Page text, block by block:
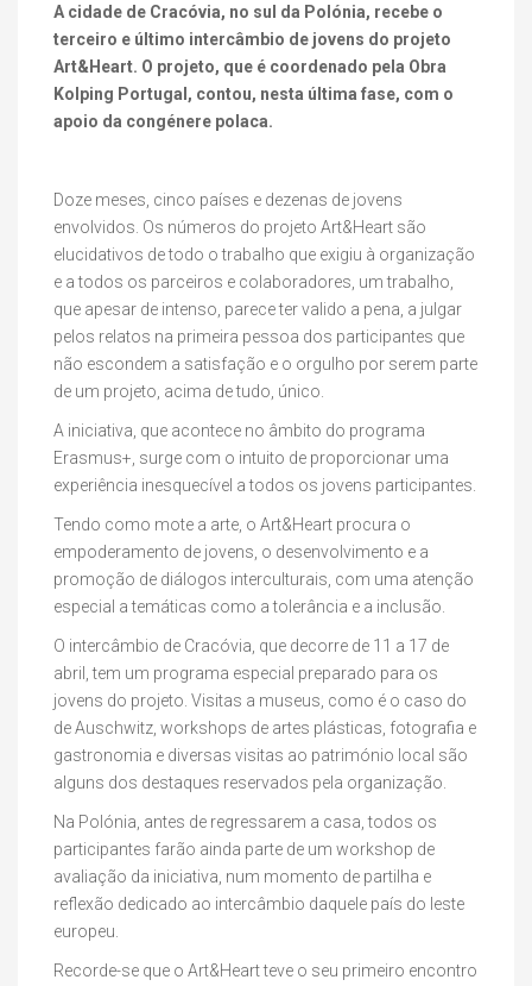
A cidade de Cracóvia, no sul da Polónia, recebe o
terceiro e último intercâmbio de jovens do projeto
Art&Heart. O projeto, que é coordenado pela Obra
Kolping Portugal, contou, nesta última fase, com o
apoio da congénere polaca.
Doze meses, cinco países e dezenas de jovens
envolvidos. Os números do projeto Art&Heart são
elucidativos de todo o trabalho que exigiu à organização
e a todos os parceiros e colaboradores, um trabalho,
que apesar de intenso, parece ter valido a pena, a julgar
pelos relatos na primeira pessoa dos participantes que
não escondem a satisfação e o orgulho por serem parte
de um projeto, acima de tudo, único.
A iniciativa, que acontece no âmbito do programa
Erasmus+, surge com o intuito de proporcionar uma
experiência inesquecível a todos os jovens participantes.
Tendo como mote a arte, o Art&Heart procura o
empoderamento de jovens, o desenvolvimento e a
promoção de diálogos interculturais, com uma atenção
especial a temáticas como a tolerância e a inclusão.
O intercâmbio de Cracóvia, que decorre de 11 a 17 de
abril, tem um programa especial preparado para os
jovens do projeto. Visitas a museus, como é o caso do
de Auschwitz, workshops de artes plásticas, fotografia e
gastronomia e diversas visitas ao património local são
alguns dos destaques reservados pela organização.
Na Polónia, antes de regressarem a casa, todos os
participantes farão ainda parte de um workshop de
avaliação da iniciativa, num momento de partilha e
reflexão dedicado ao intercâmbio daquele país do leste
europeu.
Recorde-se que o Art&Heart teve o seu primeiro encontro